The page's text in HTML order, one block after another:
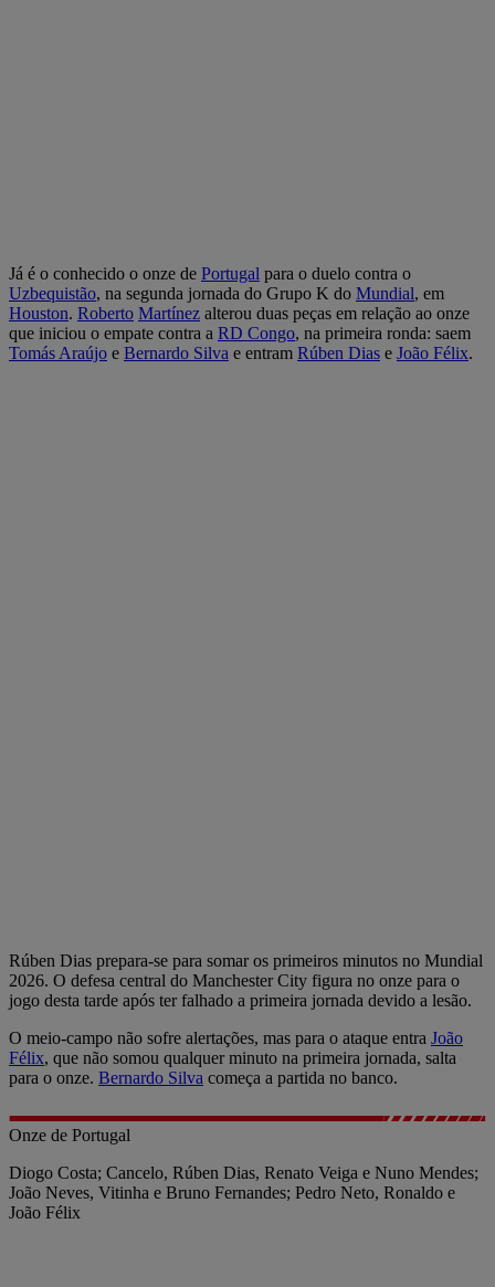
Já é o conhecido o onze de Portugal para o duelo contra o
Uzbequistão, na segunda jornada do Grupo K do Mundial, em
Houston. Roberto Martínez alterou duas peças em relação ao onze
que iniciou o empate contra a RD Congo, na primeira ronda: saem
Tomás Araújo e Bernardo Silva e entram Rúben Dias e João Félix.
Rúben Dias prepara-se para somar os primeiros minutos no Mundial
2026. O defesa central do Manchester City figura no onze para o
jogo desta tarde após ter falhado a primeira jornada devido a lesão.
O meio-campo não sofre alertações, mas para o ataque entra João
Félix, que não somou qualquer minuto na primeira jornada, salta
para o onze. Bernardo Silva começa a partida no banco.
Onze de Portugal
Diogo Costa; Cancelo, Rúben Dias, Renato Veiga e Nuno Mendes;
João Neves, Vitinha e Bruno Fernandes; Pedro Neto, Ronaldo e
João Félix